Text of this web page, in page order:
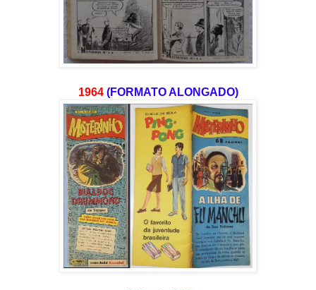
1964(FORMATO ALONGADO)